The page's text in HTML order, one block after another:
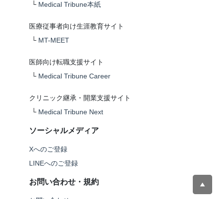
└ Medical Tribune本紙
医療従事者向け生涯教育サイト
└ MT-MEET
医師向け転職支援サイト
└ Medical Tribune Career
クリニック継承・開業支援サイト
└ Medical Tribune Next
ソーシャルメディア
Xへのご登録
LINEへのご登録
お問い合わせ・規約